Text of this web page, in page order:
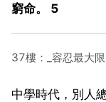
窮命。 5
37樓：_容忍最大
中學時代，別人